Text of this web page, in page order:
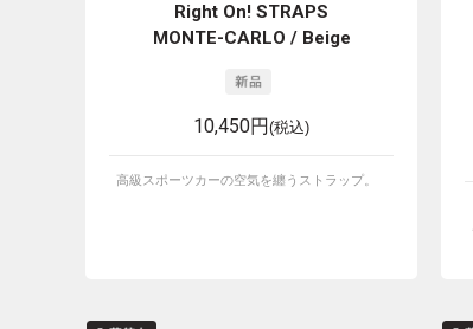
Right On! STRAPS
MONTE-CARLO / Beige
10,450円(税込)
高級スポーツカーの空気を纏うストラップ。